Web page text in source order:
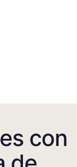
con